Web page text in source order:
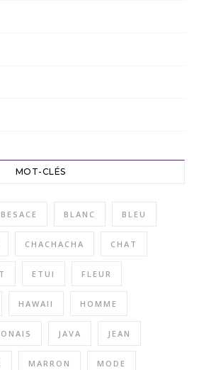
MOT-CLÉS
BESACE BLANC BLEU
CHACHACHA CHAT
ETUI FLEUR
HAWAII HOMME
JAVA JEAN
MARRON MODE